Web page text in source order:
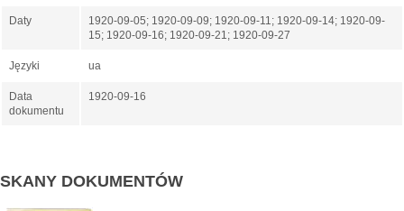
Daty
1920-09-05; 1920-09-09; 1920-09-11; 1920-09-14; 1920-09-
15; 1920-09-16; 1920-09-21; 1920-09-27
Języki ua
Data
dokumentu
1920-09-16
SKANY DOKUMENTÓW